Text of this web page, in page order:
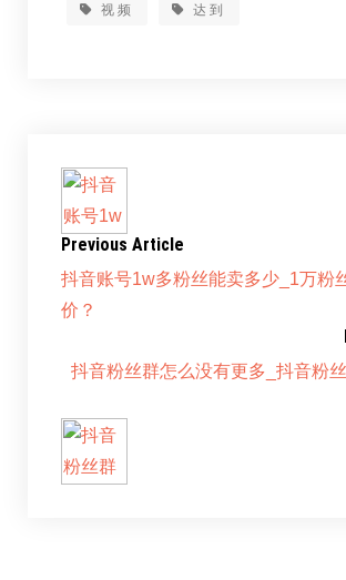
视频
达到
Previous Article
抖音账号1w多粉丝能卖多少_1万粉
价？
抖音粉丝群怎么没有更多_抖音粉